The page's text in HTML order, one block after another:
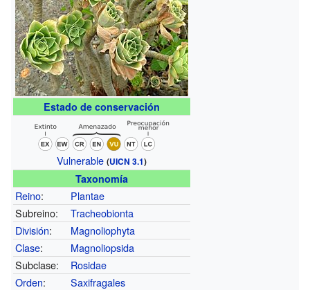
Estado de conservación
Vulnerable (UICN 3.1)
Taxonomía
Reino:
Plantae
Subreino:
Tracheobionta
División:
Magnoliophyta
Clase:
Magnoliopsida
Subclase:
Rosidae
Orden:
Saxifragales